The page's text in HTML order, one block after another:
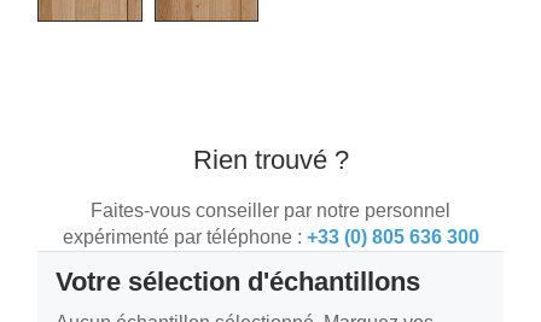
Rien trouvé ?
Faites-vous conseiller par notre personnel
expérimenté par téléphone : +33 (0) 805 636 300
Votre sélection d'échantillons